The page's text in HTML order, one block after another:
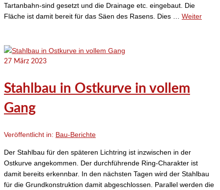
Tartanbahn-sind gesetzt und die Drainage etc. eingebaut. Die
Fläche ist damit bereit für das Säen des Rasens. Dies … Weiter
27 März 2023
Stahlbau in Ostkurve in vollem
Gang
Veröffentlicht in: Bau-Berichte
Der Stahlbau für den späteren Lichtring ist inzwischen in der
Ostkurve angekommen. Der durchführende Ring-Charakter ist
damit bereits erkennbar. In den nächsten Tagen wird der Stahlbau
für die Grundkonstruktion damit abgeschlossen. Parallel werden die